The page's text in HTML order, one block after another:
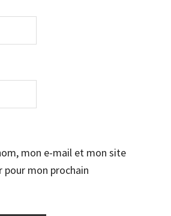
mon e-mail et mon site
pour mon prochain